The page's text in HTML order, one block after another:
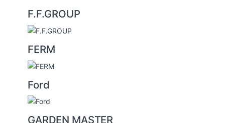
F.F.GROUP
FERM
Ford
GARDEN MASTER